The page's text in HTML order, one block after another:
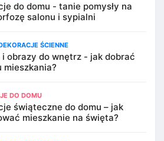
do domu - tanie pomysły na
salonu i sypialni
ŚCIENNE
i obrazy do wnętrz - jak dobrać
mieszkania?
DO DOMU
świąteczne do domu – jak
mieszkanie na święta?